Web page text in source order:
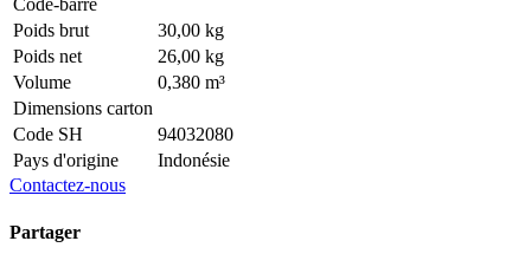
Code-barre
Poids brut
30,00 kg
Poids net
26,00 kg
Volume
0,380 m³
Dimensions carton
Code SH
94032080
Pays d'origine
Indonésie
Contactez-nous
Partager